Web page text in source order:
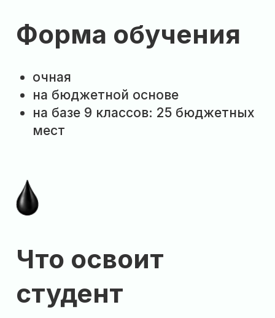
студент
и газовой сварки
Выполнение частично
механизированной сварки
и наплавки
Чтение чертежей и работа
Контроль качества сварных
соединений
Использование газопламенного
выполнении сварочных работ
Проведение термообработки
Обслуживание и ремонт
сварочного оборудования